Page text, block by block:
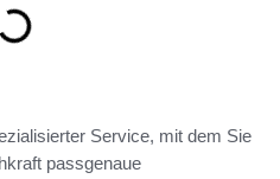
Service, mit dem Sie
passgenaue